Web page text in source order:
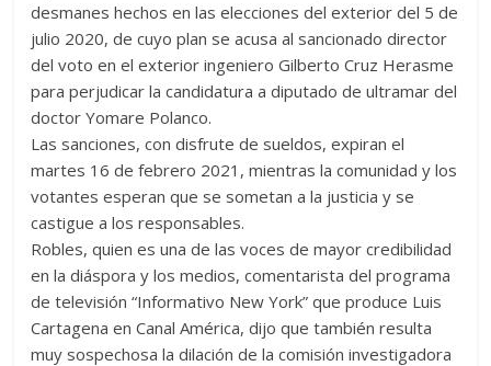
desmanes hechos en las elecciones del exterior del 5 de
julio 2020, de cuyo plan se acusa al sancionado director
del voto en el exterior ingeniero Gilberto Cruz Herasme
para perjudicar la candidatura a diputado de ultramar del
doctor Yomare Polanco.
Las sanciones, con disfrute de sueldos, expiran el
martes 16 de febrero 2021, mientras la comunidad y los
votantes esperan que se sometan a la justicia y se
castigue a los responsables.
Robles, quien es una de las voces de mayor credibilidad
en la diáspora y los medios, comentarista del programa
de televisión “Informativo New York” que produce Luis
Cartagena en Canal América, dijo que también resulta
muy sospechosa la dilación de la comisión investigadora